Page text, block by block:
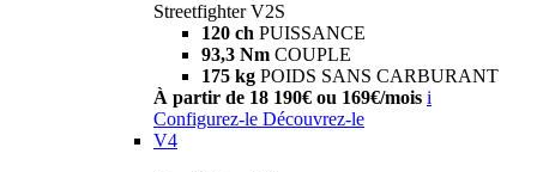
Streetfighter V2S
120 ch PUISSANCE
93,3 Nm COUPLE
175 kg POIDS SANS CARBURANT
À partir de 18 190€ ou 169€/mois i
Configurez-le Découvrez-le
V4